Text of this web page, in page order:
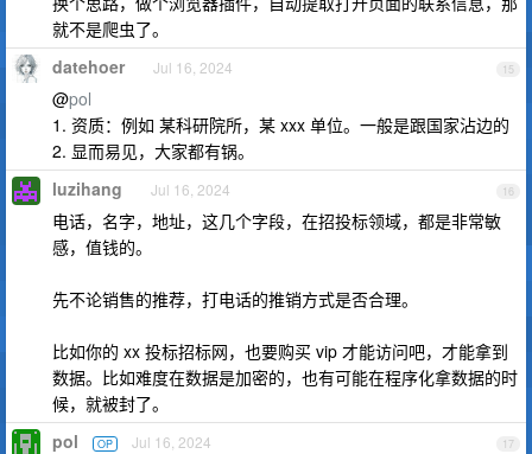
就不是爬虫了。
15
datehoer Jul 16, 2024
@pol
1. 资质：例如 某科研院所，某 xxx 单位。一般是跟国家沾边的
2. 显而易见，大家都有锅。
16
luzihang Jul 16, 2024
电话，名字，地址，这几个字段，在招投标领域，都是非常敏
感，值钱的。
先不论销售的推荐，打电话的推销方式是否合理。
比如你的 xx 投标招标网，也要购买 vip 才能访问吧，才能拿到
数据。比如难度在数据是加密的，也有可能在程序化拿数据的时
候，就被封了。
17
pol OP Jul 16, 2024